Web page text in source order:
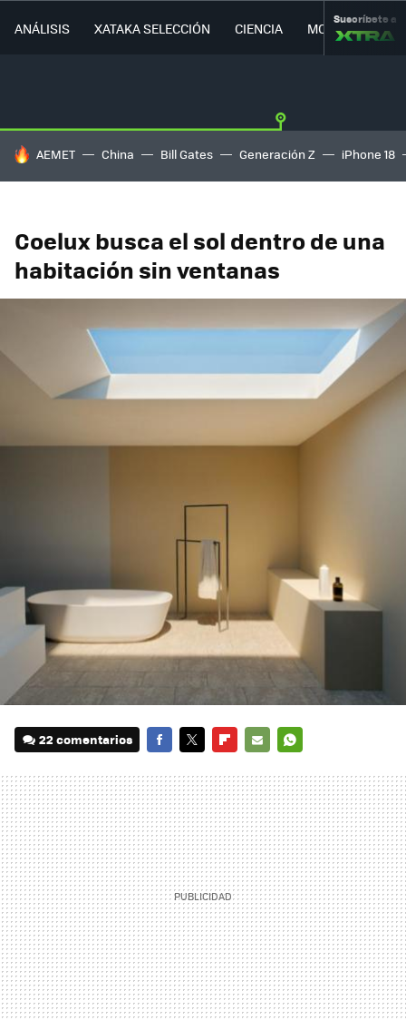
ANÁLISIS XATAKA SELECCIÓN CIENCIA MOVILIDAD
Suscríbete a
HOY SE HABLA DE
AEMET China Bill Gates Generación Z iPhone 18
Coelux busca el sol dentro de una
habitación sin ventanas
22 comentarios
MAIL